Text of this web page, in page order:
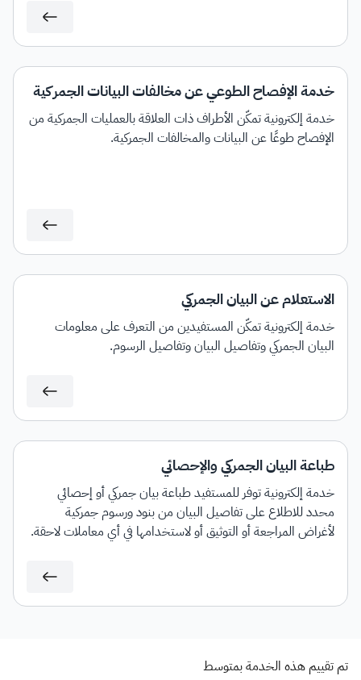
خدمة الإفصاح الطوعي عن مخالفات البيانات الجمركية
خدمة إلكترونية تمكّن الأطراف ذات العلاقة بالعمليات الجمركية من
الإفصاح طوعًا عن البيانات والمخالفات الجمركية.
الاستعلام عن البيان الجمركي
خدمة إلكترونية تمكّن المستفيدين من التعرف على معلومات
البيان الجمركي وتفاصيل البيان وتفاصيل الرسوم.
طباعة البيان الجمركي والإحصائي
خدمة إلكترونية توفر للمستفيد طباعة بيان جمركي أو إحصائي
محدد للاطلاع على تفاصيل البيان من بنود ورسوم جمركية
لأغراض المراجعة أو التوثيق أو لاستخدامها في أي معاملات لاحقة.
تم تقييم هذه الخدمة بمتوسط